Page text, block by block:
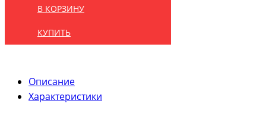
В КОРЗИНУ
КУПИТЬ
Описание
Характеристики